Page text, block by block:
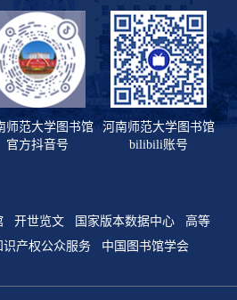
师范大学图书馆
官方抖音号
河南师范大学图书馆
bilibili账号
开世览文 国家版本数据中心
高等
识产权公众服务 中国图书馆学会